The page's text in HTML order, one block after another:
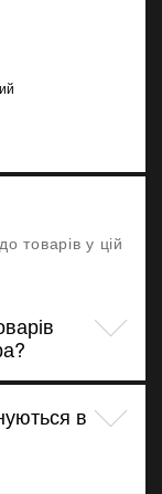
товарів у цій
в